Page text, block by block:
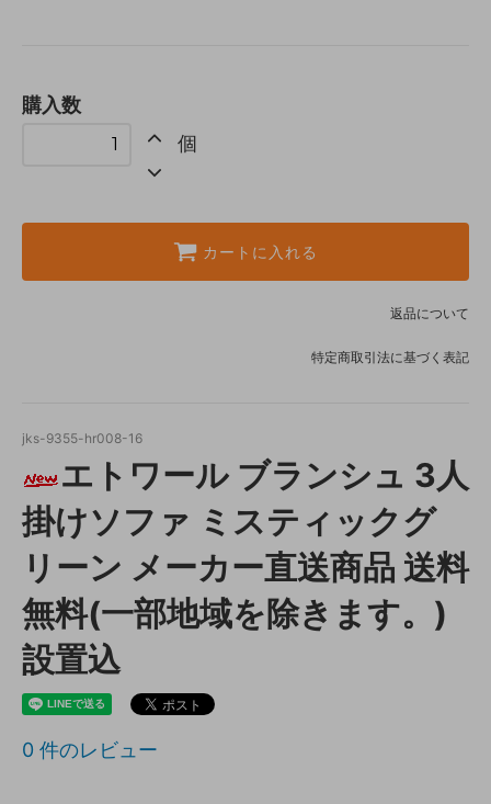
購入数
個
カートに入れる
返品について
特定商取引法に基づく表記
jks-9355-hr008-16
エトワール ブランシュ 3人
掛けソファ ミスティックグ
リーン メーカー直送商品 送料
無料(一部地域を除きます。)
設置込
0 件のレビュー